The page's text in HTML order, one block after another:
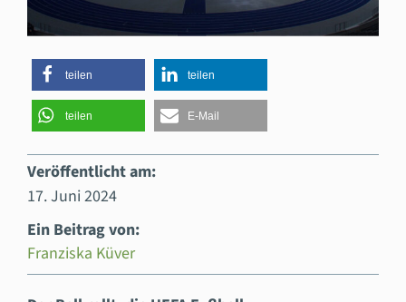
teilen teilen
teilen E-Mail
Veröffentlicht am:
17. Juni 2024
Ein Beitrag von:
Franziska Küver